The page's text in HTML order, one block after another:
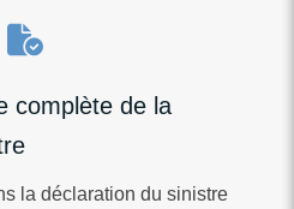
complète de la
la déclaration du sinistre